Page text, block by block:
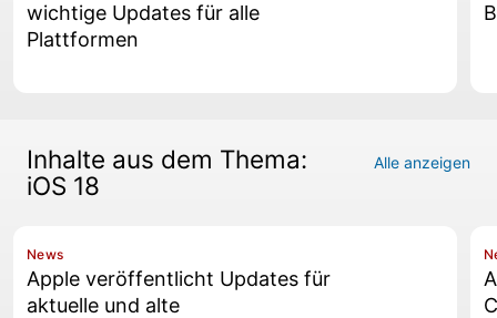
wichtige Updates für alle
Plattformen
Inhalte aus dem Thema:
iOS 18
Alle anzeigen
News
Apple veröffentlicht Updates für
aktuelle und alte